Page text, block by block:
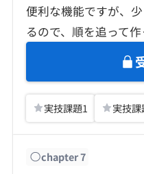
便利な機能ですが、
るので、順を追って作
実技課題1 実技
chapter7